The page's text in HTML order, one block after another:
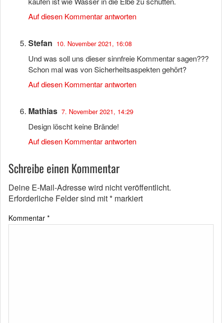
Auf diesen Kommentar antworten
Stefan 10. November 2021, 16:08
Und was soll uns dieser sinnfreie Kommentar sagen???
Schon mal was von Sicherheitsaspekten gehört?
Auf diesen Kommentar antworten
Mathias 7. November 2021, 14:29
Design löscht keine Brände!
Auf diesen Kommentar antworten
Schreibe einen Kommentar
Deine E-Mail-Adresse wird nicht veröffentlicht.
Erforderliche Felder sind mit* markiert
Kommentar *